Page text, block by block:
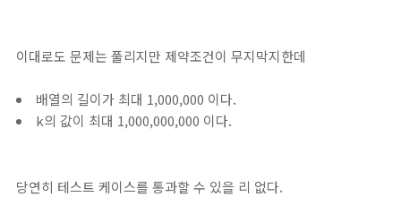
이대로도 문제는 풀리지만 제약조건이 무지막지한데
배열의 길이가 최대 1,000,000 이다.
k의 값이 최대 1,000,000,000 이다.
당연히 테스트 케이스를 통과할 수 있을 리 없다.